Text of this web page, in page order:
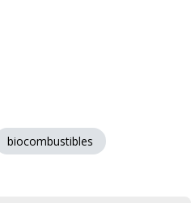
biocombustibles